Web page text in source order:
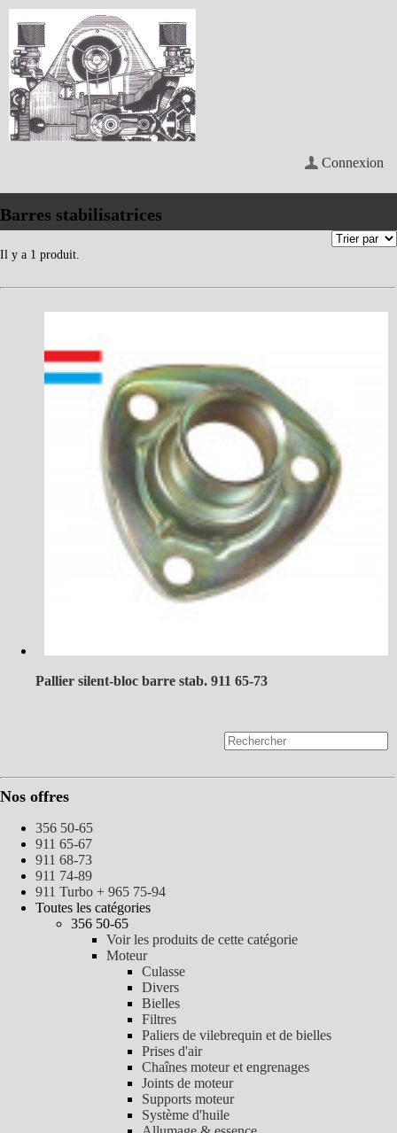
Connexion
Barres stabilisatrices
Il y a 1 produit.
Pallier silent-bloc barre stab. 911 65-73
Nos offres
356 50-65
911 65-67
911 68-73
911 74-89
911 Turbo + 965 75-94
Toutes les catégories
356 50-65
Voir les produits de cette catégorie
Moteur
Culasse
Divers
Bielles
Filtres
Paliers de vilebrequin et de bielles
Prises d'air
Chaînes moteur et engrenages
Joints de moteur
Supports moteur
Système d'huile